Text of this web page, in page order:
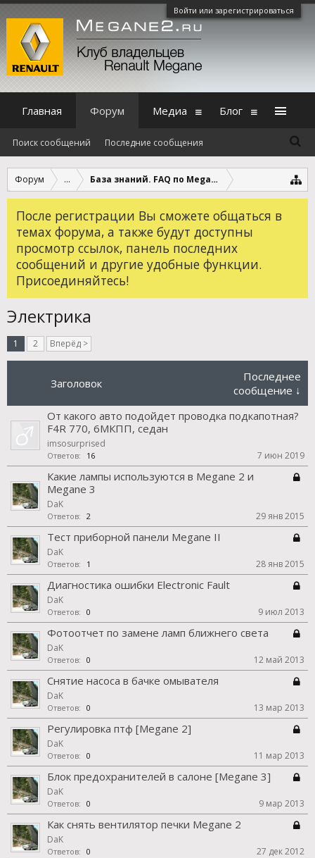
Войти или зарегистрироваться
Форум ... База знаний. FAQ по Megane, Scenic и Fluence.
После регистрации Вы сможете общаться в
темах форума, а также будут доступны
просмотр ссылок, панель последних
сообщений и другие удобные функции.
Присоединяйтесь!
Электрика
1 2 Вперёд >
Заголовок
Последнее
сообщение ↓
От какого авто подойдет проводка подкапотная?
F4R 770, 6МКПП, седан
imsosurprised
Ответов: 16 7 июн 2019
Какие лампы используются в Megane 2 и
Megane 3
DaK
Ответов: 2 29 янв 2015
Тест приборной панели Megane II
DaK
Ответов: 1 28 янв 2015
Диагностика ошибки Electronic Fault
DaK
Ответов: 0 9 июл 2013
Фотоотчет по замене ламп ближнего света
DaK
Ответов: 0 12 май 2013
Снятие насоса в бачке омывателя
DaK
Ответов: 0 13 мар 2013
Регулировка птф [Megane 2]
DaK
Ответов: 0 11 мар 2013
Блок предохранителей в салоне [Megane 3]
DaK
Ответов: 0 9 мар 2013
Как снять вентилятор печки Megane 2
DaK
Ответов: 0 27 дек 2012
Главная Форум
Поиск сообщений Последние сообщения
Медиа Блог